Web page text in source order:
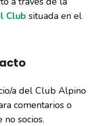
Club situada en el
a del Club Alpino
comentarios o
no socios.